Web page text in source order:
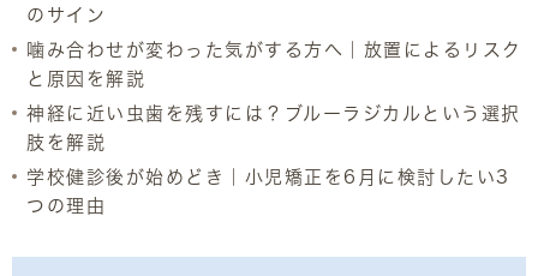
のサイン
噛み合わせが変わった気がする方へ｜放置によるリスク
と原因を解説
神経に近い虫歯を残すには？ブルーラジカルという選択
肢を解説
学校健診後が始めどき｜小児矯正を6月に検討したい3
つの理由